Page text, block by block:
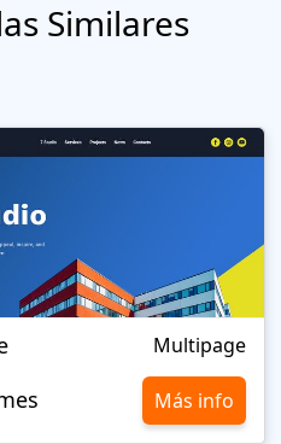
Similares
Multipage
Más info